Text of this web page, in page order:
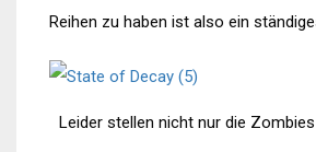
Reihen zu haben ist also ein
Leider stellen nicht nur die